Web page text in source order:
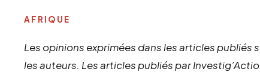
AFRIQUE
Les opinions exprimées dans les articles publiés
les auteurs. Les articles publiés par